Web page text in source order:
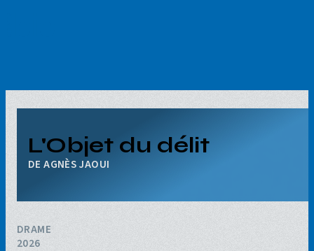
L'Objet du délit
AGNÈS JAOUI
DRAME
2026